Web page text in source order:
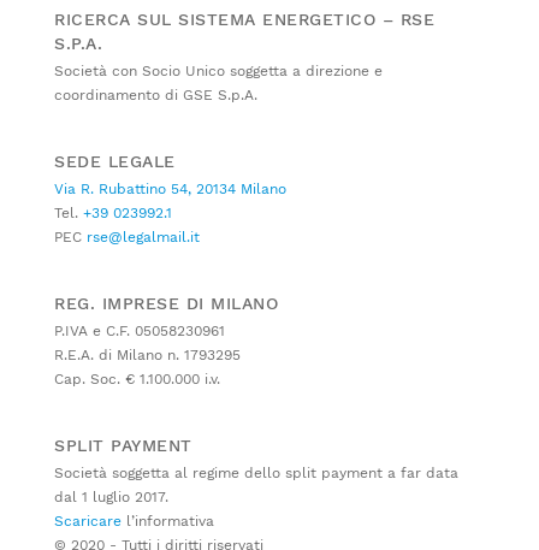
RICERCA SUL SISTEMA ENERGETICO – RSE
S.P.A.
Società con Socio Unico soggetta a direzione e
coordinamento di GSE S.p.A.
SEDE LEGALE
Via R. Rubattino 54, 20134 Milano
Tel. +39 023992.1
PEC rse@legalmail.it
REG. IMPRESE DI MILANO
P.IVA e C.F. 05058230961
R.E.A. di Milano n. 1793295
Cap. Soc. € 1.100.000 i.v.
SPLIT PAYMENT
Società soggetta al regime dello split payment a far data
dal 1 luglio 2017.
Scaricare l’informativa
© 2020 - Tutti i diritti riservati